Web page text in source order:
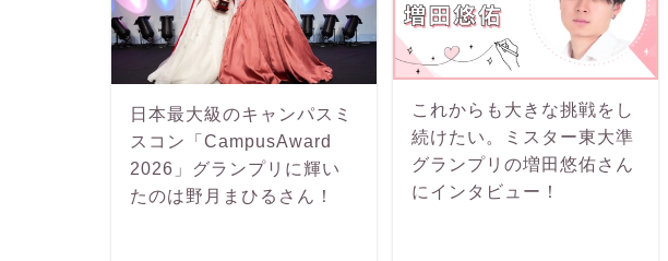
日本最大級のキャンパスミ
スコン「CampusAward
2026」グランプリに輝い
たのは野月まひるさん！
これからも大きな挑戦をし
続けたい。ミスター東大準
グランプリの増田悠佑さん
にインタビュー！